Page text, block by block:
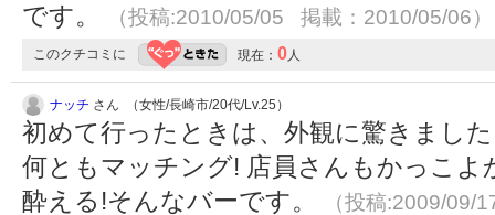
です。
（投稿:2010/05/05 掲載：2010/05/06）
このクチコミに 現在： 0人
ナッチ さん （女性/長崎市/20代/Lv.25）
初めて行ったときは、外観に驚きまし
何ともマッチング! 店員さんもかっこよ
酔える!そんなバーです。
（投稿:2009/